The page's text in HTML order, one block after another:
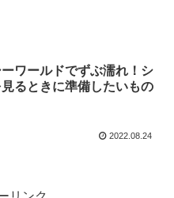
ワールドでずぶ濡れ！シ
見るときに準備したいもの
2022.08.24